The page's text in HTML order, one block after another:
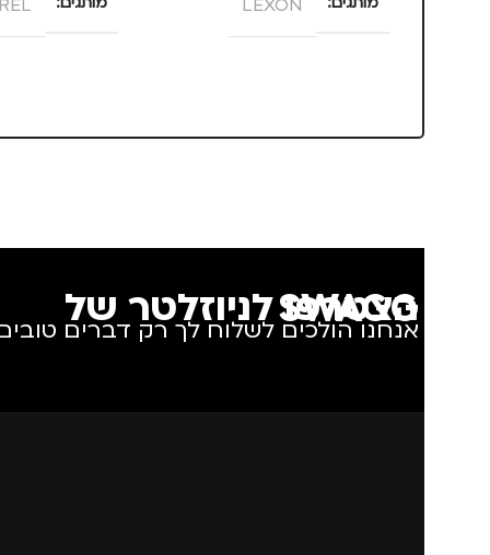
הצטרפו לניוזלטר של SWAGG
אנחנו הולכים לשלוח לך רק דברים